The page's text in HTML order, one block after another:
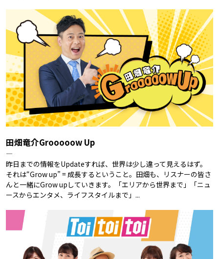
田畑竜介Grooooow Up
―
昨日までの情報をUpdateすれば、世界は少し違って見えるはず。
それは“Grow up” = 成長するということ。田畑も、リスナーの皆さ
んと一緒にGrow upしていきます。「エリアから世界まで」「ニュ
ースからエンタメ、ライフスタイルまで」...